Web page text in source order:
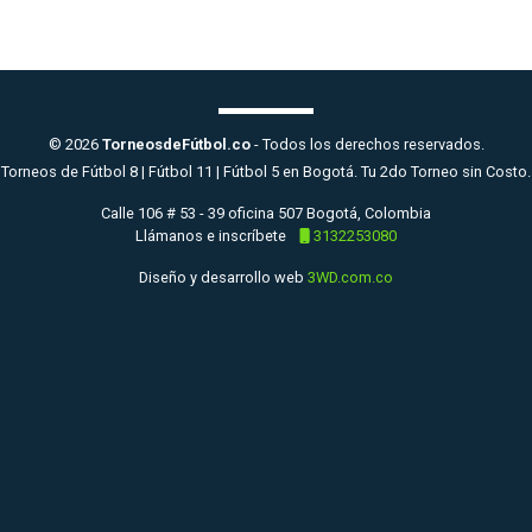
© 2026 TorneosdeFútbol.co- Todos los derechos reservados.
Torneos de Fútbol 8 | Fútbol 11 | Fútbol 5 en Bogotá. Tu 2do Torneo sin Costo.
Calle 106 # 53 - 39 oficina 507 Bogotá, Colombia
Llámanos e inscríbete
3132253080
Diseño y desarrollo web 3WD.com.co